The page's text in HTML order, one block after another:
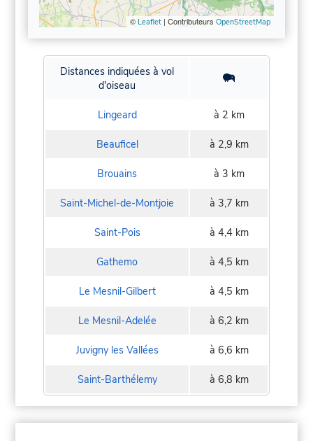
© Leaflet| Contributeurs OpenStreetMap
Distances indiquées à vol
d'oiseau
Lingeard à 2 km
Beauficel à 2,9 km
Brouains à 3 km
Saint-Michel-de-Montjoie à 3,7 km
Saint-Pois à 4,4 km
Gathemo à 4,5 km
Le Mesnil-Gilbert à 4,5 km
Le Mesnil-Adelée à 6,2 km
Juvigny les Vallées à 6,6 km
Saint-Barthélemy à 6,8 km